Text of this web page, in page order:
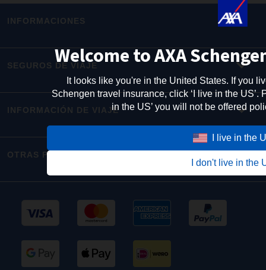
Welcome to AXA
It looks like you're in the United States. If you
Schengen travel insurance, click ‘I live in the US’.
in the US’ you will not be offered
I live in the
I don't live in the
INFORMACIONES
SEGUROS DE VIAJE
INFORMACIÓN DE VIAJE
OTRAS PÁGINAS WEB DE AXA